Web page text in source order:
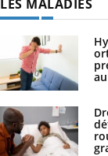
LES MALADIES